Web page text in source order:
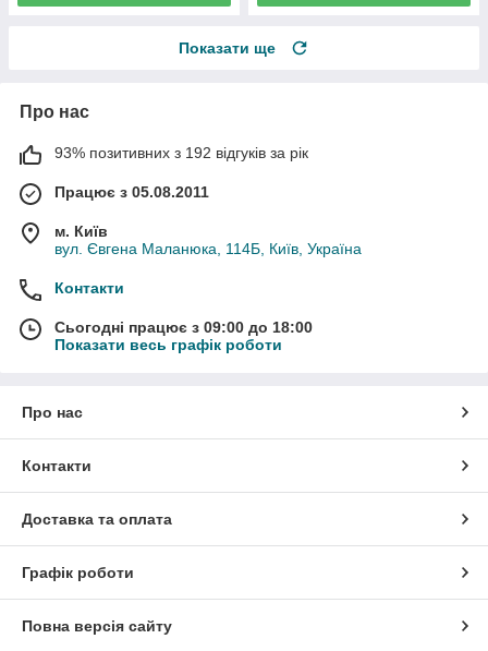
Показати ще
Про нас
93% позитивних з 192 відгуків за рік
Працює з 05.08.2011
м. Київ
вул. Євгена Маланюка, 114Б, Київ, Україна
Контакти
Сьогодні працює з 09:00 до 18:00
Показати весь графік роботи
Про нас
Контакти
Доставка та оплата
Графік роботи
Повна версія сайту